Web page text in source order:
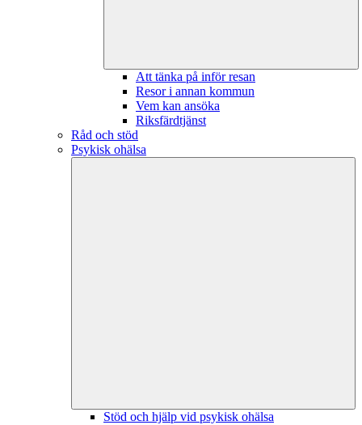
Att tänka på inför resan
Resor i annan kommun
Vem kan ansöka
Riksfärdtjänst
Råd och stöd
Psykisk ohälsa
Stöd och hjälp vid psykisk ohälsa